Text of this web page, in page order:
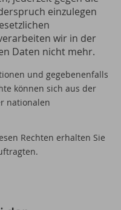
einzulegen
wir in der
Daten nicht mehr.
und gegebenenfalls
können sich aus der
nationalen
Rechten erhalten Sie